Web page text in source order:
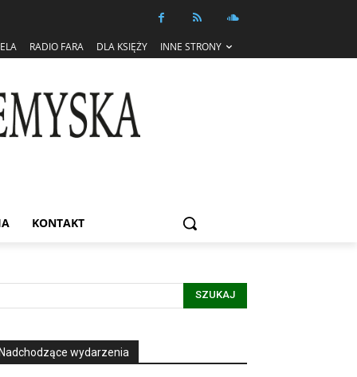
RADIO FARA DLA KSIĘŻY INNE STRONY
KONTAKT
SZUKAJ
Nadchodzące wydarzenia